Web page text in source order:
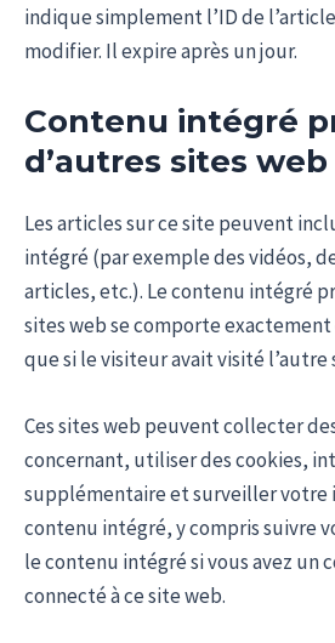
indique simplement l’ID de
modifier. Il expire après un jour.
Contenu intégré
d’autres sites web
Les articles sur ce site peuvent
intégré (par exemple des vidéos,
articles, etc.). Le contenu intégré
sites web se comporte
que si le visiteur avait visité l’autre
Ces sites web peuvent collecter
concernant, utiliser des cookies,
supplémentaire et surveiller votre
contenu intégré, y compris suivre
le contenu intégré si vous avez un
connecté à ce site web.